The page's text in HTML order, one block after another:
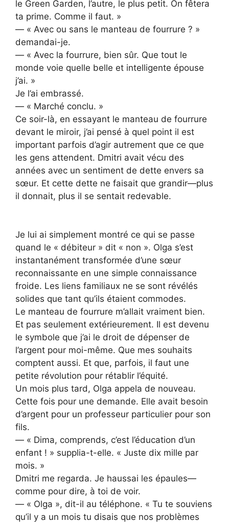
le Green Garden, l’autre, le plus petit. On fêtera
ta prime. Comme il faut. »
— « Avec ou sans le manteau de fourrure ? »
demandai-je.
— « Avec la fourrure, bien sûr. Que tout le
monde voie quelle belle et intelligente épouse
j’ai. »
Je l’ai embrassé.
— « Marché conclu. »
Ce soir-là, en essayant le manteau de fourrure
devant le miroir, j’ai pensé à quel point il est
important parfois d’agir autrement que ce que
les gens attendent. Dmitri avait vécu des
années avec un sentiment de dette envers sa
sœur. Et cette dette ne faisait que grandir—plus
il donnait, plus il se sentait redevable.
Je lui ai simplement montré ce qui se passe
quand le « débiteur » dit « non ». Olga s’est
instantanément transformée d’une sœur
reconnaissante en une simple connaissance
froide. Les liens familiaux ne se sont révélés
solides que tant qu’ils étaient commodes.
Le manteau de fourrure m’allait vraiment bien.
Et pas seulement extérieurement. Il est devenu
le symbole que j’ai le droit de dépenser de
l’argent pour moi-même. Que mes souhaits
comptent aussi. Et que, parfois, il faut une
petite révolution pour rétablir l’équité.
Un mois plus tard, Olga appela de nouveau.
Cette fois pour une demande. Elle avait besoin
d’argent pour un professeur particulier pour son
fils.
— « Dima, comprends, c’est l’éducation d’un
enfant ! » supplia-t-elle. « Juste dix mille par
mois. »
Dmitri me regarda. Je haussai les épaules—
comme pour dire, à toi de voir.
— « Olga », dit-il au téléphone. « Tu te souviens
qu’il y a un mois tu disais que nos problèmes